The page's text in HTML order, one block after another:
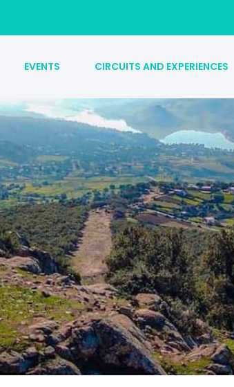
EVENTS CIRCUITS AND EXPERIENCES